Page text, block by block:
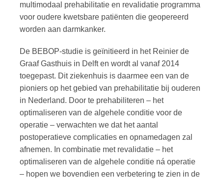
multimodaal prehabilitatie en revalidatie programma
voor oudere kwetsbare patiënten die geopereerd
worden aan darmkanker.
De BEBOP-studie is geïnitieerd in het Reinier de
Graaf Gasthuis in Delft en wordt al vanaf 2014
toegepast. Dit ziekenhuis is daarmee een van de
pioniers op het gebied van prehabilitatie bij ouderen
in Nederland. Door te prehabiliteren – het
optimaliseren van de algehele conditie voor de
operatie – verwachten we dat het aantal
postoperatieve complicaties en opnamedagen zal
afnemen. In combinatie met revalidatie – het
optimaliseren van de algehele conditie ná operatie
– hopen we bovendien een verbetering te zien in de